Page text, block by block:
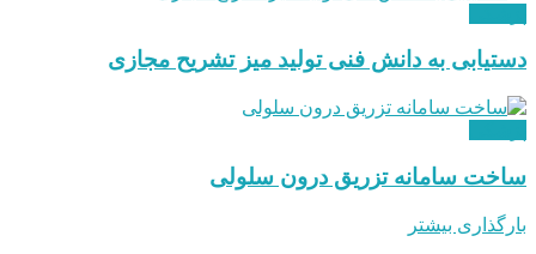
دستیابی به دانش فنی تولید میز تشریح مجازی
ساخت سامانه تزریق درون سلولی
بارگذاری بیشتر